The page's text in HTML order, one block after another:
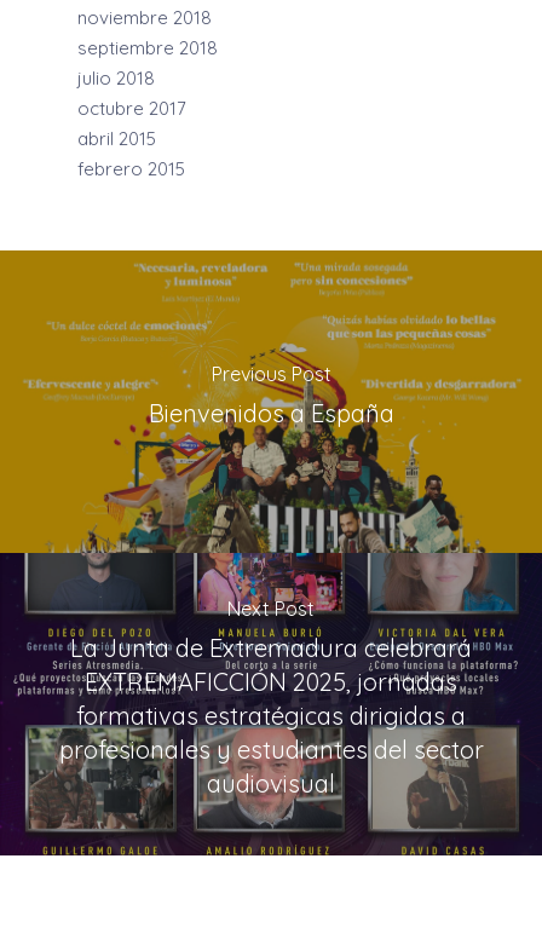
noviembre 2018
septiembre 2018
julio 2018
octubre 2017
abril 2015
febrero 2015
Previous Post
Bienvenidos a España
Next Post
La Junta de Extremadura celebrará
EXTREMAFICCIÓN 2025, jornadas
formativas estratégicas dirigidas a
profesionales y estudiantes del sector
audiovisual